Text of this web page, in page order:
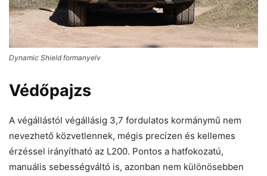
Dynamic Shield formanyelv
Védőpajzs
A végállástól végállásig 3,7 fordulatos kormánymű nem
nevezhető közvetlennek, mégis precízen és kellemes
érzéssel irányítható az L200. Pontos a hatfokozatú,
manuális sebességváltó is, azonban nem különösebben